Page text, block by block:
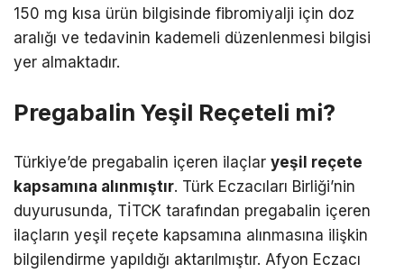
150 mg kısa ürün bilgisinde fibromiyalji için doz
aralığı ve tedavinin kademeli düzenlenmesi bilgisi
yer almaktadır.
Pregabalin Yeşil Reçeteli mi?
Türkiye’de pregabalin içeren ilaçlar yeşil reçete
kapsamına alınmıştır. Türk Eczacıları Birliği’nin
duyurusunda, TİTCK tarafından pregabalin içeren
ilaçların yeşil reçete kapsamına alınmasına ilişkin
bilgilendirme yapıldığı aktarılmıştır. Afyon Eczacı